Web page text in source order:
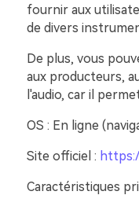
fournir aux
de divers
De plus, vous
aux producteurs,
l'audio, car il
OS : En ligne
Site officiel :
Caractéristiques